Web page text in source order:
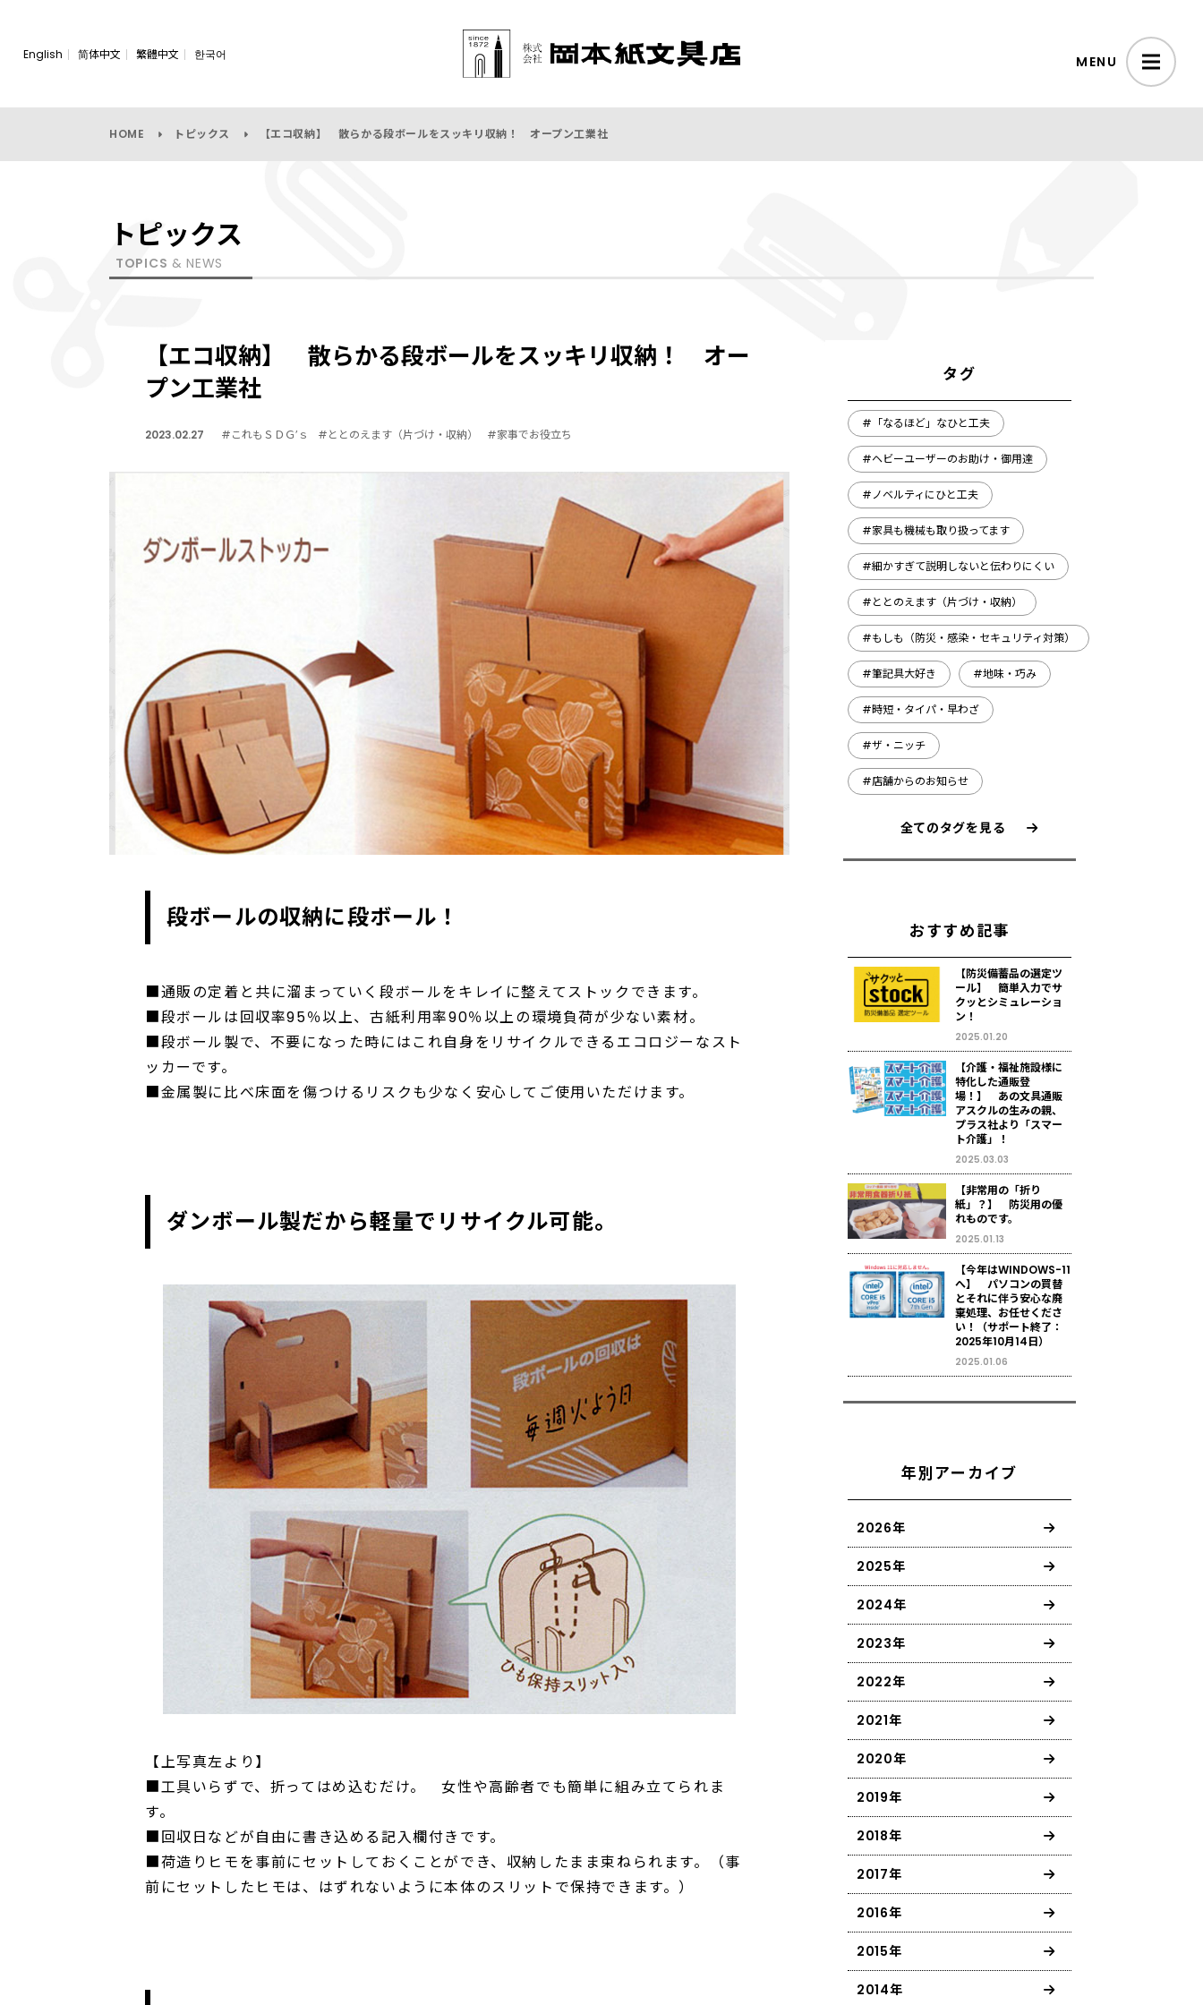
English 简体中文 繁體中文 한국어 MENU
HOME トピックス 【エコ収納】 散らかる段ボールをスッキリ収納！ オープン工業社
トピックス
TOPICS & NEWS
【エコ収納】 散らかる段ボールをスッキリ収納！ オー
プン工業社
2023.02.27 #これもＳＤＧ’ｓ #ととのえます（片づけ・収納） #家事でお役立ち
段ボールの収納に段ボール！
■通販の定着と共に溜まっていく段ボールをキレイに整えてストックできます。
■段ボールは回収率95％以上、古紙利用率90％以上の環境負荷が少ない素材。
■段ボール製で、不要になった時にはこれ自身をリサイクルできるエコロジーなスト
ッカーです。
■金属製に比べ床面を傷つけるリスクも少なく安心してご使用いただけます。
ダンボール製だから軽量でリサイクル可能。
【上写真左より】
■工具いらずで、折ってはめ込むだけ。 女性や高齢者でも簡単に組み立てられま
す。
■回収日などが自由に書き込める記入欄付きです。
■荷造りヒモを事前にセットしておくことができ、収納したまま束ねられます。（事
前にセットしたヒモは、はずれないように本体のスリットで保持できます。）
タグ
#「なるほど」なひと工夫
#ヘビーユーザーのお助け・御用達
#ノベルティにひと工夫
#家具も機械も取り扱ってます
#細かすぎて説明しないと伝わりにくい
#ととのえます（片づけ・収納）
#もしも（防災・感染・セキュリティ対策）
#筆記具大好き #地味・巧み
#時短・タイパ・早わざ
#ザ・ニッチ
#店舗からのお知らせ
全てのタグを見る
おすすめ記事
【防災備蓄品の選定ツ
ール】 簡単入力でサ
クッとシミュレーショ
ン！
2025.01.20
【介護・福祉施設様に
特化した通販登
場！】 あの文具通販
アスクルの生みの親、
プラス社より「スマー
ト介護」！
2025.03.03
【非常用の「折り
紙」？】 防災用の優
れものです。
2025.01.13
【今年はWINDOWS-11
へ】 パソコンの買替
とそれに伴う安心な廃
棄処理、お任せくださ
い！（サポート終了：
2025年10月14日）
2025.01.06
年別アーカイブ
2026年
2025年
2024年
2023年
2022年
2021年
2020年
2019年
2018年
2017年
2016年
2015年
2014年